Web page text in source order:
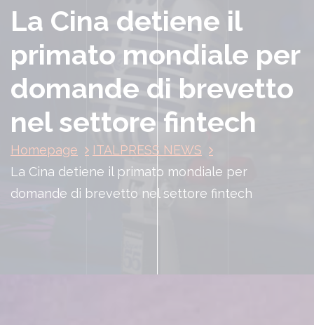
La Cina detiene il
primato mondiale per
domande di brevetto
nel settore fintech
Homepage
ITALPRESS NEWS
La Cina detiene il primato mondiale per
domande di brevetto nel settore fintech